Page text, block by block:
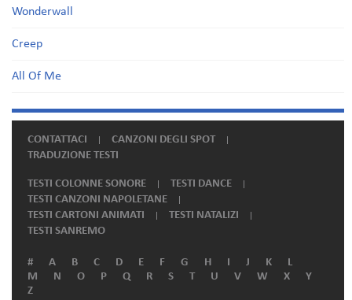
Wonderwall
Creep
All Of Me
CONTATTACI
CANZONI DEGLI SPOT
TRADUZIONE TESTI
TESTI COLONNE SONORE
TESTI DANCE
TESTI CANZONI NAPOLETANE
TESTI CARTONI ANIMATI
TESTI NATALIZI
TESTI SANREMO
# A B C D E F G H I J K
L
M
N O P Q R S T U V W X
Y
Z